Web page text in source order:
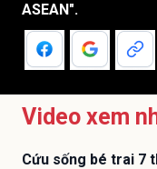
ASEAN".
Video xem
Cứu sống bé trai 7